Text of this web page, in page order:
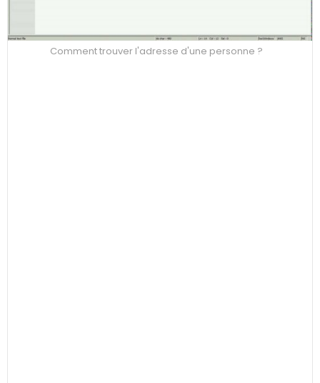
Comment trouver l'adresse d'une personne ?